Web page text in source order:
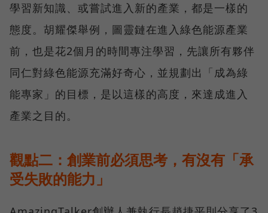
學習新知識、或嘗試進入新的產業，都是一樣的
態度。胡耀傑舉例，圖靈鏈在進入綠色能源產業
前，也是花2個月的時間專注學習，先讓所有夥伴
同仁對綠色能源充滿好奇心，並規劃出「成為綠
能專家」的目標，是以這樣的高度，來達成進入
產業之目的。
觀點二：創業前必須思考，有沒有「承
受失敗的能力」